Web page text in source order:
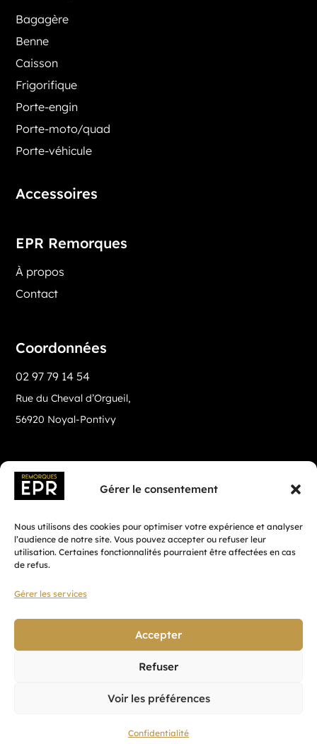
Gérer le consentement
Nous utilisons des cookies pour optimiser votre expérience et analyser
l’audience de notre site. Vous pouvez accepter ou refuser leur
utilisation. Certaines fonctionnalités pourraient être affectées en cas
de refus.
Gérer les services
Accepter
Refuser
Voir les préférences
Confidentialité
Bagagère
Benne
Caisson
Frigorifique
Porte-engin
Porte-moto/quad
Porte-véhicule
Accessoires
EPR Remorques
À propos
Contact
Coordonnées
02 97 79 14 54
Rue du Cheval d’Orgueil,
56920 Noyal-Pontivy